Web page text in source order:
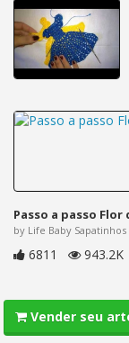
Passo a passo
by Life Baby Sapatinhos
6811 943.2K
Vender seu